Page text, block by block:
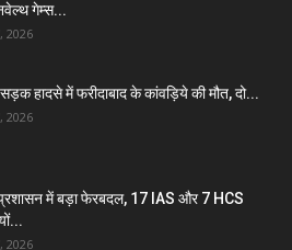
गेम्स...
2026
सड़क हादसे में फरीदाबाद के कांवड़िये की मौत, दो...
2026
प्रशासन में बड़ा फेरबदल, 17 IAS और 7 HCS
2026